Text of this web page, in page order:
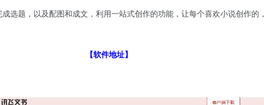
选题，以及配图和成文，利用一站式创作的功能，让每个喜欢小说创作
【软件地址】